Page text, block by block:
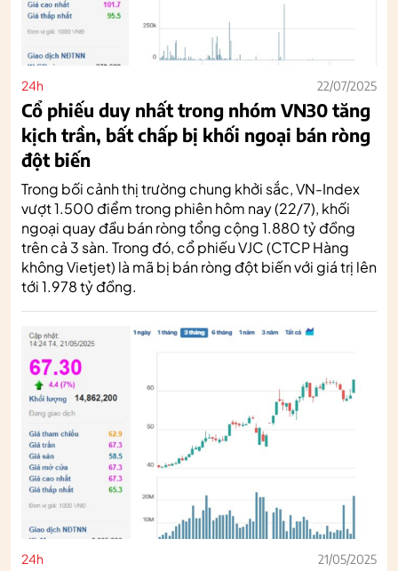
24h 22/07/2025
Cổ phiếu duy nhất trong nhóm VN30 tăng
kịch trần, bất chấp bị khối ngoại bán ròng
đột biến
Trong bối cảnh thị trường chung khởi sắc, VN-Index
vượt 1.500 điểm trong phiên hôm nay (22/7), khối
ngoại quay đầu bán ròng tổng cộng 1.880 tỷ đồng
trên cả 3 sàn. Trong đó, cổ phiếu VJC (CTCP Hàng
không Vietjet) là mã bị bán ròng đột biến với giá trị lên
tới 1.978 tỷ đồng.
24h 21/05/2025